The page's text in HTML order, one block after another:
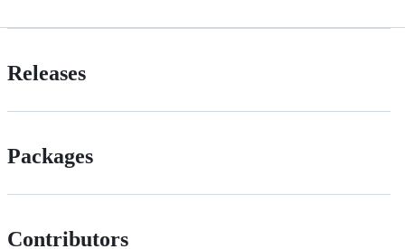
Releases
Packages
Contributors